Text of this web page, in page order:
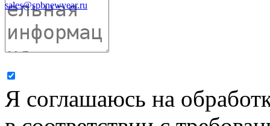
sales@spbnewyear.ru
Я соглашаюсь на